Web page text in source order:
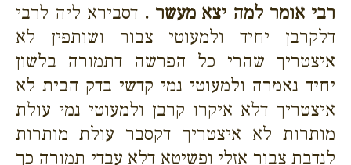
רבי אומר למה יצא מעשר . דסבירא ליה לרבי
דלקרבן יחיד ולמעוטי צבור ושותפין לא
איצטריך שהרי כל הפרשה דתמורה בלשון
יחיד נאמרה ולמעוטי נמי קדשי בדק הבית לא
איצטריך דלא איקרו קרבן ולמעוטי נמי עולת
מותרות לא איצטריך דקסבר עולת מותרות
לנדבת צבור אזלי ופשיטא דלא עבדי תמורה כך